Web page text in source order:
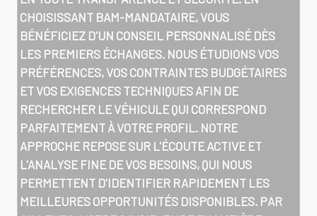
CHOISISSANT BAM-MANDATAIRE, VOUS
BÉNÉFICIEZ D'UN CONSEIL PERSONNALISÉ DÈS
LES PREMIERS ÉCHANGES. NOUS ÉTUDIONS VOS
PRÉFÉRENCES, VOS CONTRAINTES BUDGÉTAIRES
ET VOS EXIGENCES TECHNIQUES AFIN DE
RECHERCHER LE VÉHICULE QUI CORRESPOND
PARFAITEMENT À VOTRE PROFIL. NOTRE
APPROCHE REPOSE SUR L'ÉCOUTE ACTIVE ET
L'ANALYSE FINE DE VOS BESOINS, QUI NOUS
PERMETTENT D'IDENTIFIER RAPIDEMENT LES
MEILLEURES OPPORTUNITÉS DISPONIBLES. PAR